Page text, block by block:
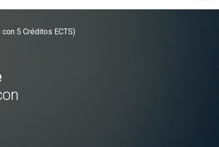
Desarrollo Personal y
5 Créditos ECTS)